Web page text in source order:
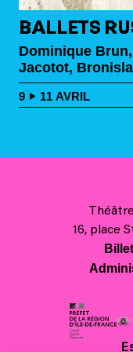
BALLETS
Dominique
Jacotot,
9 11 AVRIL
16, place